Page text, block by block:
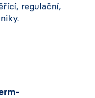
regulační,